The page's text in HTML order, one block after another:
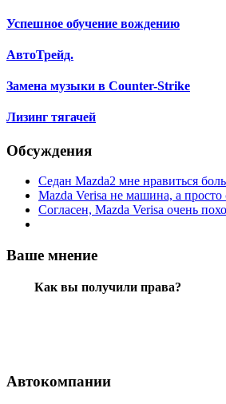
Успешное обучение вождению
АвтоТрейд.
Замена музыки в Counter-Strike
Лизинг тягачей
Обсуждения
Седан Mazda2 мне нравиться
Mazda Verisa не машина, а
Согласен, Mazda Verisa очень
Ваше мнение
Как вы получили права?
Автокомпании